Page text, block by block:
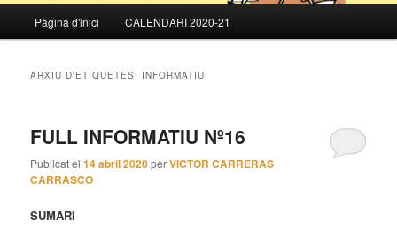
Aneu
principal
Aneu
secundari
Pàgina d'inici CALENDARI 2020-21
ARXIU D'ETIQUETES: INFORMATIU
FULL INFORMATIU Nº16
Publicat el14 abril 2020perVICTOR CARRERAS
CARRASCO
SUMARI